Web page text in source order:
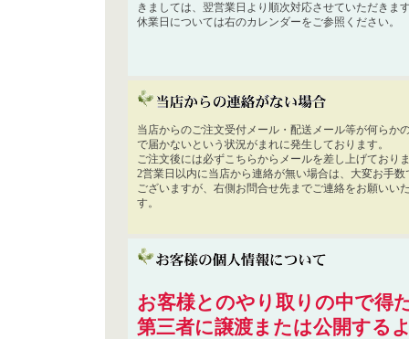
きましては、翌営業日より順次対応させていただきま
休業日については右のカレンダーをご参照ください。
当店からのご注文受付メール・配送メール等が何らか
で届かないという状況がまれに発生しております。
ご注文後には必ずこちらからメールを差し上げており
2営業日以内に当店から連絡が無い場合は、大変お手数
ございますが、右側お問合せ先までご連絡をお願いい
す。
お客様とのやり取りの中で得
第三者に譲渡または公開する